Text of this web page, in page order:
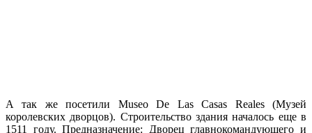
А так же посетили Museo De Las Casas Reales (Музей
королевских дворцов). Строительство здания началось еще в
1511 году. Предназначение: Дворец главнокомандующего и